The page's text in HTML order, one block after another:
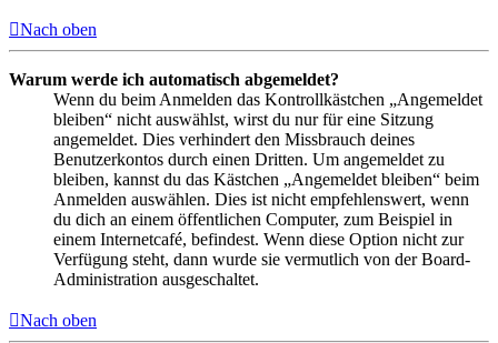
Nach oben
Warum werde ich automatisch abgemeldet?
Wenn du beim Anmelden das Kontrollkästchen „Angemeldet
bleiben“ nicht auswählst, wirst du nur für eine Sitzung
angemeldet. Dies verhindert den Missbrauch deines
Benutzerkontos durch einen Dritten. Um angemeldet zu
bleiben, kannst du das Kästchen „Angemeldet bleiben“ beim
Anmelden auswählen. Dies ist nicht empfehlenswert, wenn
du dich an einem öffentlichen Computer, zum Beispiel in
einem Internetcafé, befindest. Wenn diese Option nicht zur
Verfügung steht, dann wurde sie vermutlich von der Board-
Administration ausgeschaltet.
Nach oben